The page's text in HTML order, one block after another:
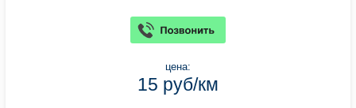
цена:
15 руб/км